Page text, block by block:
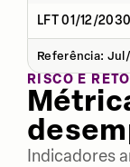
LFT 01/12/2030
Referência:
RISCO E
Indicadores